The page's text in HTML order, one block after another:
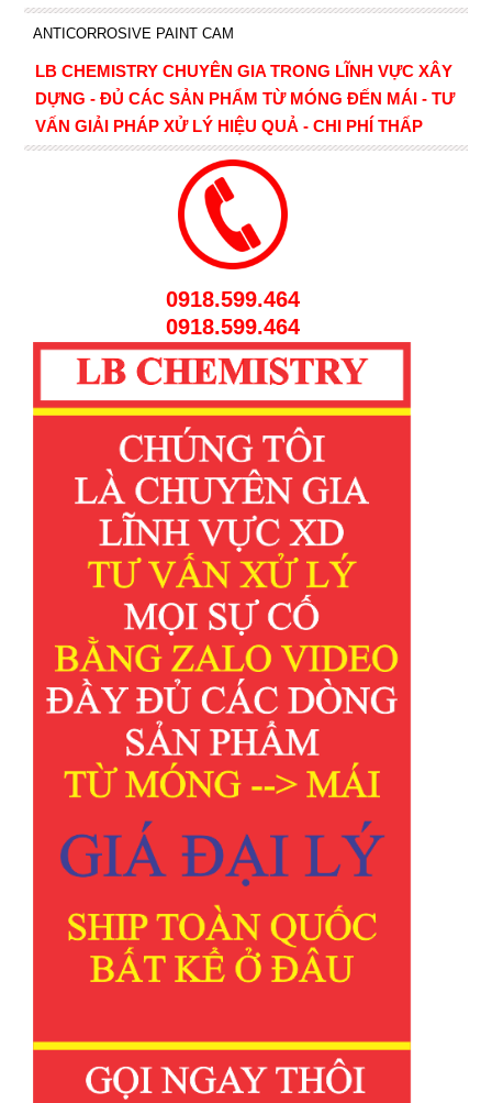
ANTICORROSIVE PAINT CAM
LB CHEMISTRY CHUYÊN GIA TRONG LĨNH VỰC XÂY
DỰNG - ĐỦ CÁC SẢN PHẨM TỪ MÓNG ĐẾN MÁI - TƯ
VẤN GIẢI PHÁP XỬ LÝ HIỆU QUẢ - CHI PHÍ THẤP
0918.599.464
0918.599.464